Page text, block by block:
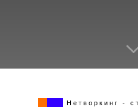
Нетворкинг -